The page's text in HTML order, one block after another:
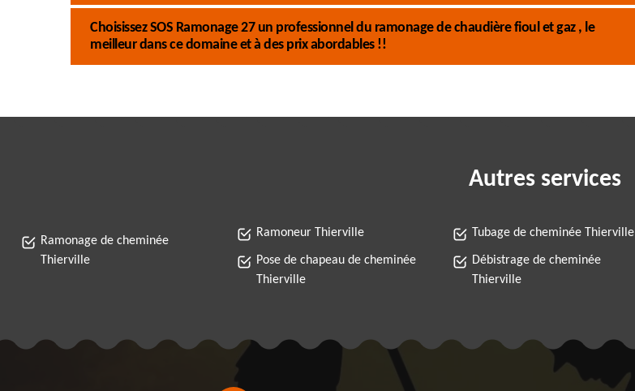
Choisissez SOS Ramonage 27 un professionnel du ramonage de chaudière fioul et gaz , le
meilleur dans ce domaine et à des prix abordables !!
Autres services
Ramonage de cheminée
Thierville
Ramoneur Thierville
Pose de chapeau de cheminée
Thierville
Tubage de cheminée Thierville
Débistrage de cheminée
Thierville